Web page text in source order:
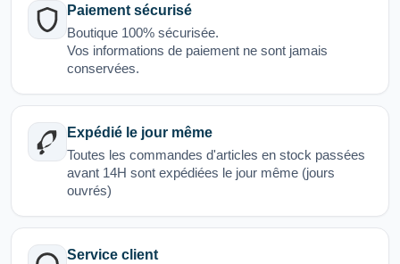
Paiement sécurisé
Boutique 100% sécurisée.
Vos informations de paiement ne sont jamais
conservées.
Expédié le jour même
Toutes les commandes d'articles en stock passées
avant 14H sont expédiées le jour même (jours
ouvrés)
Service client